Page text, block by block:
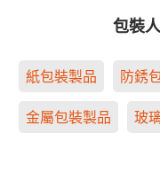
包裝
紙包裝製品 防銹
金屬包裝製品 玻